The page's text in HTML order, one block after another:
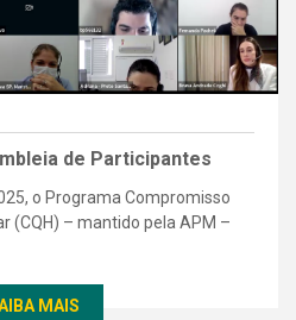
de Participantes
o Programa Compromisso
(CQH) – mantido pela APM –
MAIS